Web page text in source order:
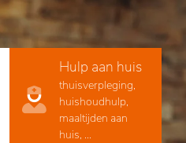
Hulp aan huis
thuisverpleging,
huishoudhulp,
maaltijden aan
huis, ...